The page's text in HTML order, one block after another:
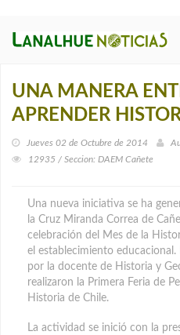
UNA MANERA
APRENDER
Jueves 02 de Octubre de 2014
12935 / Seccion: DAEM Cañete
Una nueva iniciativa se ha
la Cruz Miranda Correa de
celebración del Mes de la
el establecimiento
por la docente de Historia y
realizaron la Primera Feria de
Historia de Chile.
La actividad se inició con la